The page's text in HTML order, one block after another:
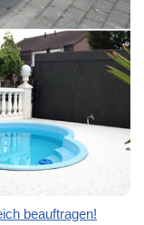
beauftragen!